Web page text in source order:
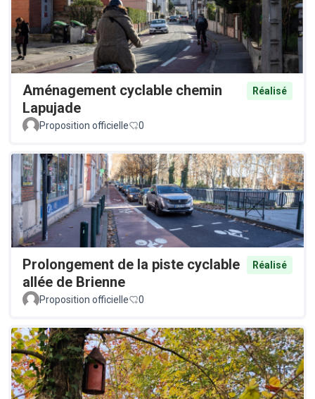
Aménagement cyclable chemin
Lapujade
Réalisé
Proposition officielle 0
Prolongement de la piste cyclable
allée de Brienne
Réalisé
Proposition officielle 0